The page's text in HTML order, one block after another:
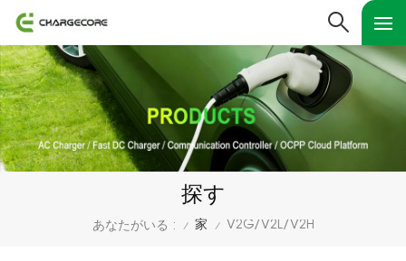
探す
あなたがいる : / 家 / V2G/V2L/V2H